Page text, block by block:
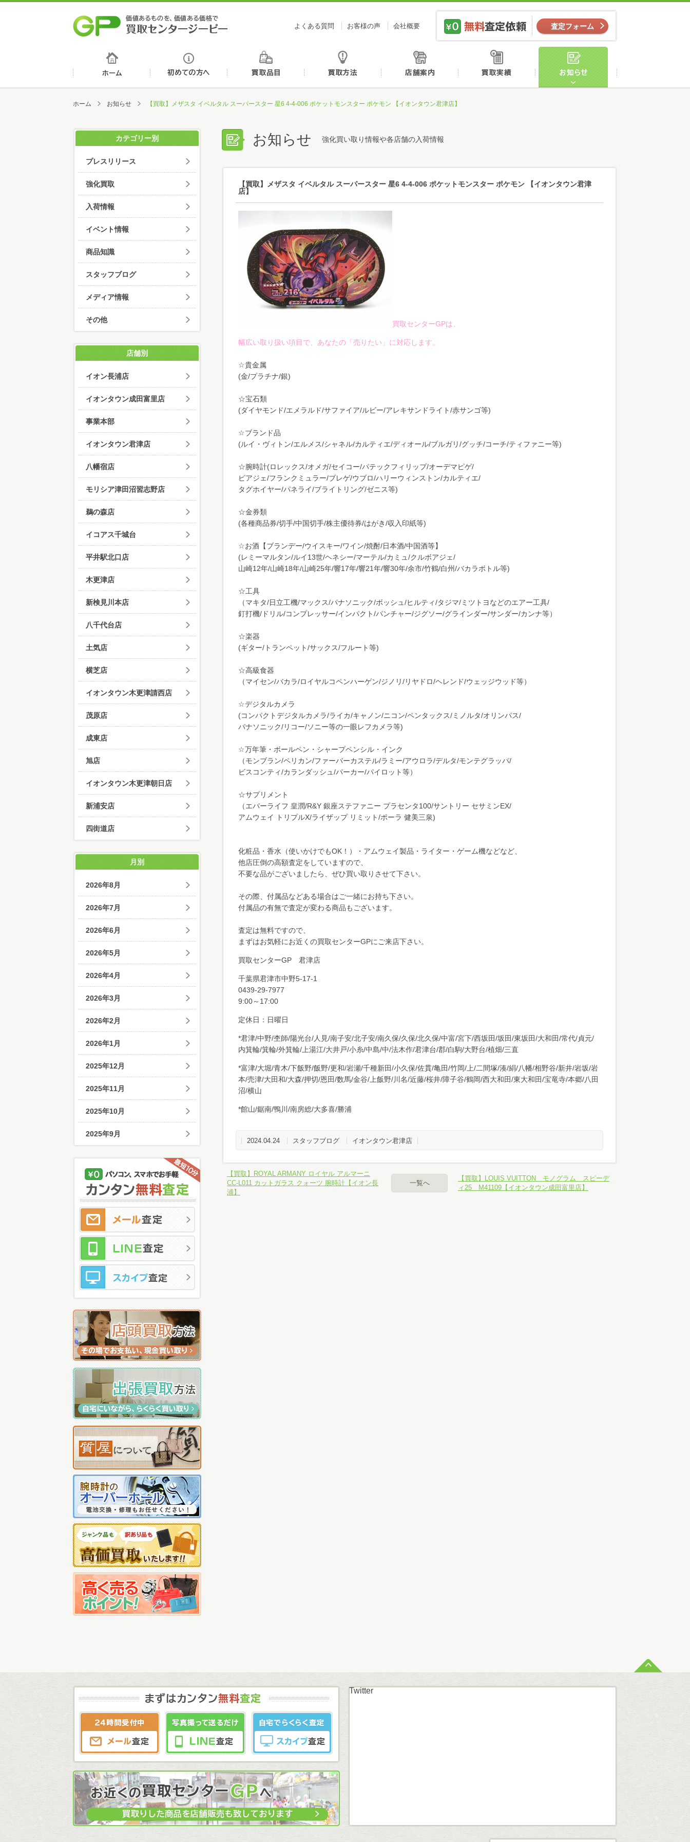
価値あるものを、価値ある価格で買取センタージーピー
よくある質問 お客様の声 会社概要
無料査定依頼
査定フォーム
初めての方へ 買取品目 買取方法 店舗案内 買取実績
ホーム お知らせ 【買取】メザスタ イベルタル スーパースター 星6 4-4-006 ポケットモンスター ポケモン 【イオンタウン君津店】
お知らせ 強化買い取り情報や各店舗の入荷情報
【買取】メザスタ イベルタル スーパースター 星6 4-4-006 ポケットモンスター ポケモン 【イオンタウン君津
店】
買取センターGPは、
幅広い取り扱い項目で、あなたの「売りたい」に対応します。
☆貴金属
(金/プラチナ/銀)
☆宝石類
(ダイヤモンド/エメラルド/サファイア/ルビー/アレキサンドライト/赤サンゴ等)
☆ブランド品
(ルイ・ヴィトン/エルメス/シャネル/カルティエ/ディオール/ブルガリ/グッチ/コーチ/ティファニー等)
☆腕時計(ロレックス/オメガ/セイコー/パテックフィリップ/オーデマピゲ/
ピアジェ/フランクミュラー/ブレゲ/ウブロ/ハリーウィンストン/カルティエ/
タグホイヤー/パネライ/ブライトリング/ゼニス等)
☆金券類
(各種商品券/切手/中国切手/株主優待券/はがき/収入印紙等)
☆お酒【ブランデー/ウイスキー/ワイン/焼酎/日本酒/中国酒等】
(レミーマルタン/ルイ13世/ヘネシー/マーテル/カミュ/クルボアジェ/
山崎12年/山崎18年/山崎25年/響17年/響21年/響30年/余市/竹鶴/白州/バカラボトル等)
☆工具
（マキタ/日立工機/マックス/パナソニック/ボッシュ/ヒルティ/タジマ/ミツトヨなどのエアー工具/
釘打機/ドリル/コンプレッサー/インパクト/パンチャー/ジグソー/グラインダー/サンダー/カンナ等）
☆楽器
(ギター/トランペット/サックス/フルート等)
☆高級食器
（マイセン/バカラ/ロイヤルコペンハーゲン/ジノリ/リヤドロ/ヘレンド/ウェッジウッド等）
☆デジタルカメラ
(コンパクトデジタルカメラ/ライカ/キャノン/ニコン/ペンタックス/ミノルタ/オリンパス/
パナソニック/リコー/ソニー等の一眼レフカメラ等)
☆万年筆・ボールペン・シャープペンシル・インク
（モンブラン/ペリカン/ファーバーカステル/ラミー/アウロラ/デルタ/モンテグラッパ/
ビスコンティ/カランダッシュ/パーカー/パイロット等）
☆サプリメント
（エバーライフ 皇潤/R&Y 銀座ステファニー プラセンタ100/サントリー セサミンEX/
アムウェイ トリプルX/ライザップ リミット/ポーラ 健美三泉)
化粧品・香水（使いかけでもOK！）・アムウェイ製品・ライター・ゲーム機などなど、
他店圧倒の高額査定をしていますので、
不要な品がございましたら、ぜひ買い取りさせて下さい。
その際、付属品などある場合はご一緒にお持ち下さい。
付属品の有無で査定が変わる商品もございます。
査定は無料ですので、
まずはお気軽にお近くの買取センターGPにご来店下さい。
買取センターGP 君津店
千葉県君津市中野5-17-1
0439-29-7977
9:00～17:00
定休日：日曜日
*君津/中野/杢師/陽光台/人見/南子安/北子安/南久保/久保/北久保/中富/宮下/西坂田/坂田/東坂田/大和田/常代/貞元/
内箕輪/箕輪/外箕輪/上湯江/大井戸/小糸/中島/中/法木作/君津台/郡/白駒/大野台/植畑/三直
*富津/大堀/青木/下飯野/飯野/更和/岩瀬/千種新田/小久保/佐貫/亀田/竹岡/上/二間塚/湊/絹/八幡/相野谷/新井/岩坂/岩
本/売津/大田和/大森/押切/恩田/数馬/金谷/上飯野/川名/近藤/桜井/障子谷/鶴岡/西大和田/東大和田/宝竜寺/本郷/八田
沼/横山
*館山/鋸南/鴨川/南房総/大多喜/勝浦
2024.04.24 スタッフブログ イオンタウン君津店
【買取】ROYAL ARMANY ロイヤル アルマーニ
CC-L011 カットガラス クォーツ 腕時計【イオン長
浦】
一覧へ
【買取】LOUIS VUITTON モノグラム スピーデ
ィ25 M41109【イオンタウン成田富里店】
カテゴリー別
プレスリリース
強化買取
入荷情報
イベント情報
商品知識
スタッフブログ
メディア情報
その他
店舗別
イオン長浦店
イオンタウン成田富里店
事業本部
イオンタウン君津店
八幡宿店
モリシア津田沼習志野店
鵜の森店
イコアス千城台
平井駅北口店
木更津店
新検見川本店
八千代台店
土気店
横芝店
イオンタウン木更津請西店
茂原店
成東店
旭店
イオンタウン木更津朝日店
新浦安店
四街道店
月別
2026年8月
2026年7月
2026年6月
2026年5月
2026年4月
2026年3月
2026年2月
2026年1月
2025年12月
2025年11月
2025年10月
2025年9月
パソコン、スマホでお手軽カンタン無料査定
メール査定 LINE査定
Twitter